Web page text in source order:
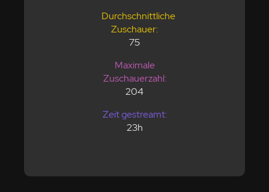
Durchschnittliche
Zuschauer:
75
Maximale
Zuschauerzahl:
204
Zeit gestreamt:
23h